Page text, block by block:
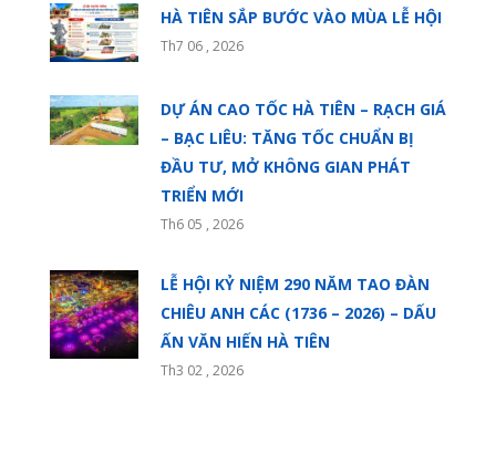
HÀ TIÊN SẮP BƯỚC VÀO MÙA LỄ HỘI
Th7 06 , 2026
DỰ ÁN CAO TỐC HÀ TIÊN – RẠCH GIÁ
– BẠC LIÊU: TĂNG TỐC CHUẨN BỊ
ĐẦU TƯ, MỞ KHÔNG GIAN PHÁT
TRIỂN MỚI
Th6 05 , 2026
LỄ HỘI KỶ NIỆM 290 NĂM TAO ĐÀN
CHIÊU ANH CÁC (1736 – 2026) – DẤU
ẤN VĂN HIẾN HÀ TIÊN
Th3 02 , 2026